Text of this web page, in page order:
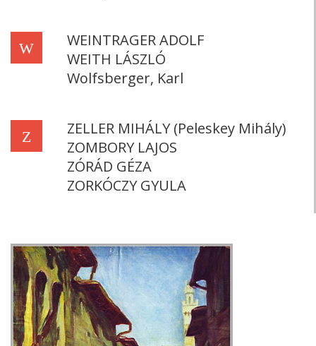
W
WEINTRAGER ADOLF
WEITH LÁSZLÓ
Wolfsberger, Karl
Z
ZELLER MIHÁLY (Peleskey Mihály)
ZOMBORY LAJOS
ZÓRÁD GÉZA
ZORKÓCZY GYULA